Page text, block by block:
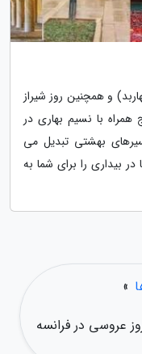
(بهاربد) و همچنین روز شیراز
همراه با نسیم بهاری در
بهشتی تبدیل می
بیداری را برای شما به
»
عروسی در فرانسه